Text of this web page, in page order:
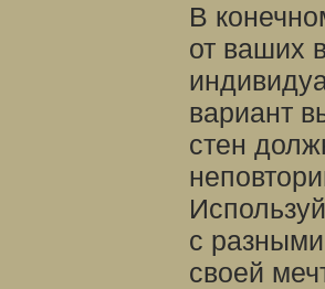
В
от ваших
вариант
стен
с
своей